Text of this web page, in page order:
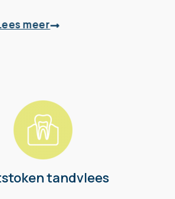
Lees meer
tandvlees